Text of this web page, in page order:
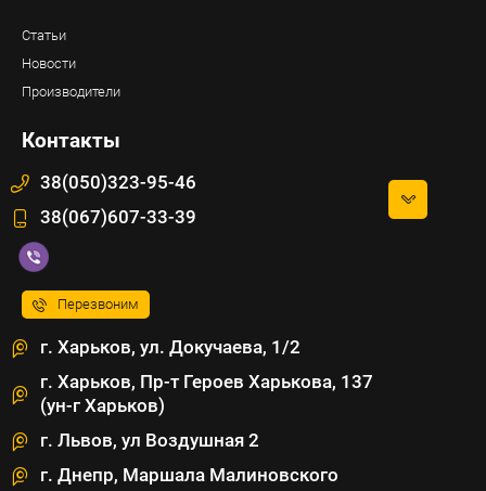
Статьи
Новости
Производители
Контакты
38(050)323-95-46
38(067)607-33-39
Перезвоним
г. Харьков, ул. Докучаева, 1/2
г. Харьков, Пр-т Героев Харькова, 137
(ун-г Харьков)
г. Львов, ул Воздушная 2
г. Днепр, Маршала Малиновского